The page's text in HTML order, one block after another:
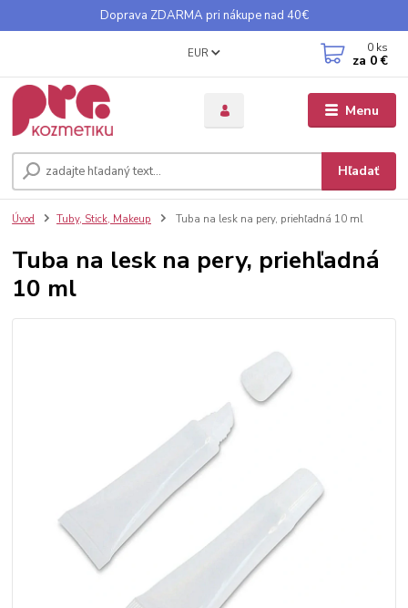
Doprava ZDARMA pri nákupe nad 40€
Menu
EUR
Hľadať
0 ks
za 0 €
Úvod Tuby, Stick, Makeup Tuba na lesk na pery, priehľadná 10 ml
Tuba na lesk na pery, priehľadná
10 ml